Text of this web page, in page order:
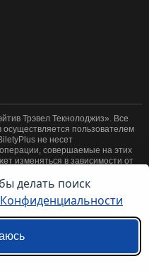
Трэвел Текнолоджиз». Все
пользователем
не несет
совершаемые на этих
изменяться в зависимости от
и политики
делать поиск